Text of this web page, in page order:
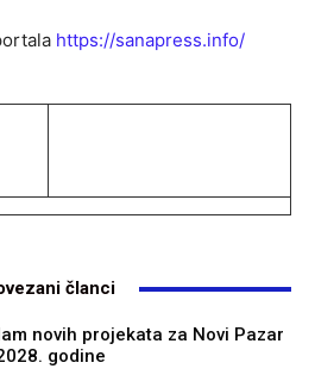
https://sanapress.info/
članci
novih projekata za Novi Pazar
godine